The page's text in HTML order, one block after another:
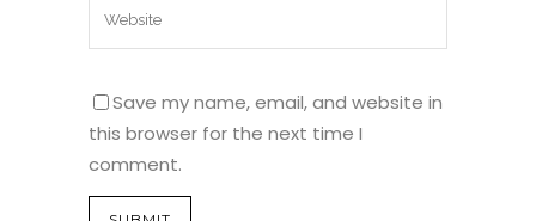
Save my name, email, and website in
this browser for the next time I
comment.